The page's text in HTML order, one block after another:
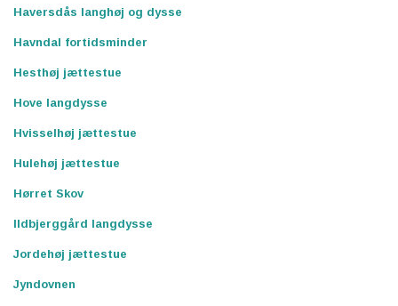
Haversdås langhøj og dysse
Havndal fortidsminder
Hesthøj jættestue
Hove langdysse
Hvisselhøj jættestue
Hulehøj jættestue
Hørret Skov
Ildbjerggård langdysse
Jordehøj jættestue
Jyndovnen